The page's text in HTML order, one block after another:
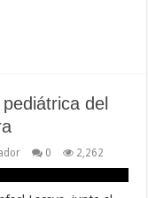
del
0 2,262